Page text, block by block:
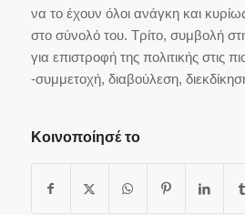
να το έχουν όλοι ανάγκη και
στο σύνολό του. Τρίτο, συμβολή
για επιστροφή της πολιτικής στις
-συμμετοχή, διαβούλεση,
Κοινοποίησέ το